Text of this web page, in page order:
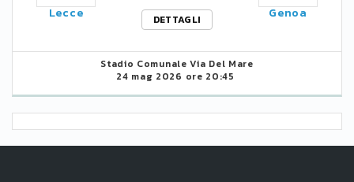
Lecce
DETTAGLI
Genoa
Stadio Comunale Via Del Mare
24 mag 2026 ore 20:45